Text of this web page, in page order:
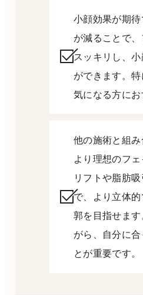
小顔効果が期
が減ることで
スッキリし、
ができます。
気になる方にお
他の施術と組み
より理想のフ
リフトや脂肪
で、より立体
郭を目指せま
がら、自分に
とが重要です。